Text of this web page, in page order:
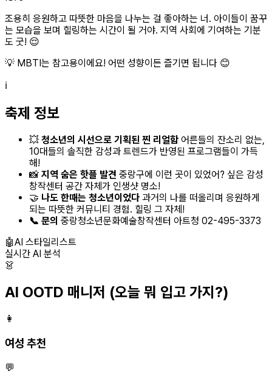
조용히 응원하고 따뜻한 마음을 나누는 걸 좋아하는 너. 아이들이 꿈꾸
는 모습을 보며 힐링하는 시간이 될 거야. 지역 사회에 기여하는 기분
도 굿! 😌
💡 MBTI는 참고용이에요! 어떤 성향이든 즐기면 됩니다 😊
ℹ️
축제 정보
💥 청소년의 시선으로 기획된 찐 리얼함 어른들의 잔소리 없는,
10대들의 솔직한 감성과 트렌드가 반영된 프로그램들이 가득
해!
📸 지역 숨은 핫플 발견 중랑구에 이런 곳이 있었어? 싶은 감성
창작센터 공간 자체가 인생샷 명소!
🤝 나도 한때는 청소년이었다 과거의 나를 떠올리며 응원하게
되는 따뜻한 커뮤니티 경험. 힐링 그 자체!
📞 문의 중랑청소년문화예술창작센터 아트청 02-495-3373
🤖AI 스타일리스트
실시간 AI 분석
👗
AI OOTD 매니저 (오늘 뭐 입고 가지?)
👩
여성 추천
💬